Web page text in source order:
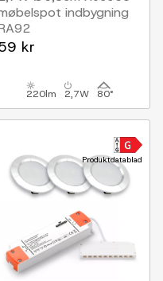
indbygning
DC, Hul: Ø5,5 cm,
kr
220lm 2,7W 80°
Produktdatablad